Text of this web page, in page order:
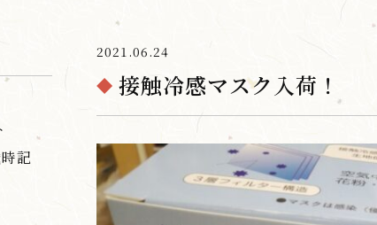
2021.06.24
接触冷感マスク入荷！
記